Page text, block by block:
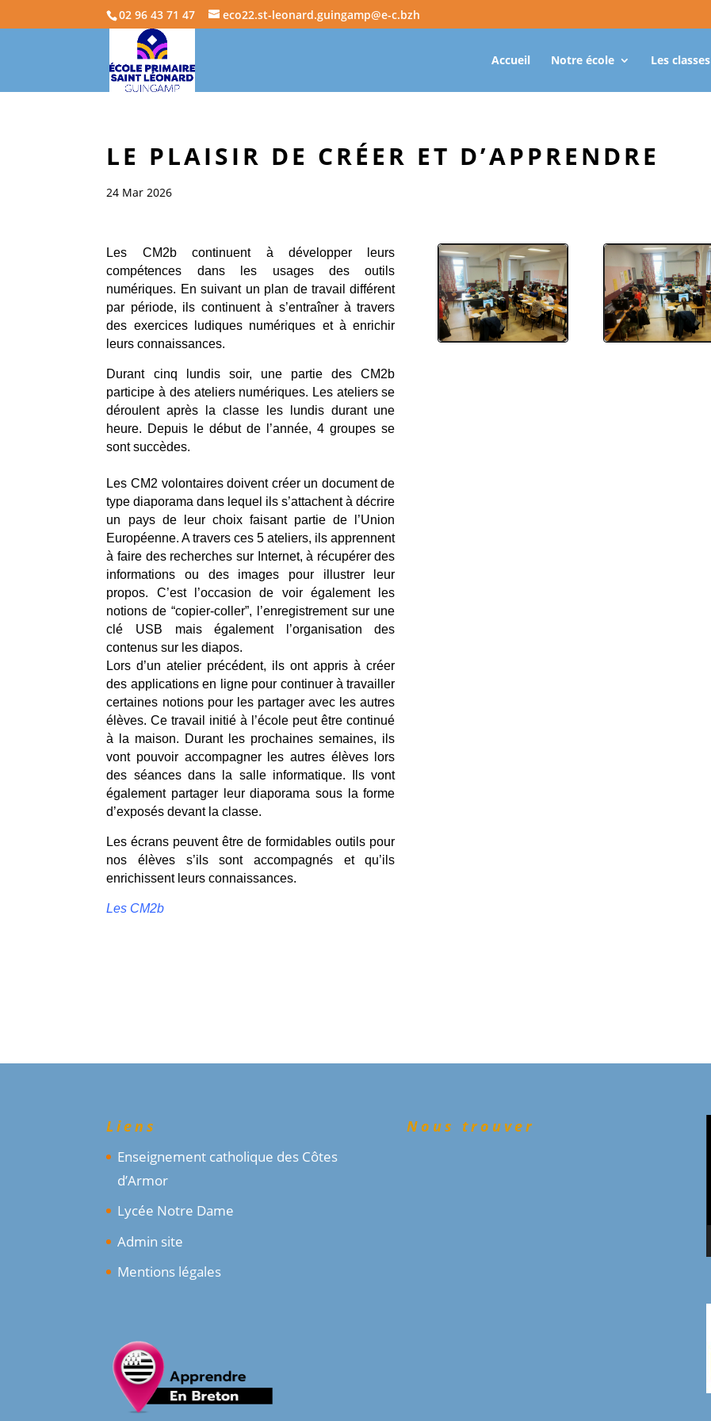
02 96 43 71 47 eco22.st-leonard.guingamp@e-c.bzh
Accueil Notre école Les classes
LE PLAISIR DE CRÉER ET D’APPRENDRE
24 Mar 2026
Les CM2b continuent à développer leurs
compétences dans les usages des outils
numériques. En suivant un plan de travail différent
par période, ils continuent à s’entraîner à travers
des exercices ludiques numériques et à enrichir
leurs connaissances.
Durant cinq lundis soir, une partie des CM2b
participe à des ateliers numériques. Les ateliers se
déroulent après la classe les lundis durant une
heure. Depuis le début de l’année, 4 groupes se
sont succèdes.
Les CM2 volontaires doivent créer un document de
type diaporama dans lequel ils s’attachent à décrire
un pays de leur choix faisant partie de l’Union
Européenne. A travers ces 5 ateliers, ils apprennent
à faire des recherches sur Internet, à récupérer des
informations ou des images pour illustrer leur
propos. C’est l’occasion de voir également les
notions de “copier-coller”, l’enregistrement sur une
clé USB mais également l’organisation des
contenus sur les diapos.
Lors d’un atelier précédent, ils ont appris à créer
des applications en ligne pour continuer à travailler
certaines notions pour les partager avec les autres
élèves. Ce travail initié à l’école peut être continué
à la maison. Durant les prochaines semaines, ils
vont pouvoir accompagner les autres élèves lors
des séances dans la salle informatique. Ils vont
également partager leur diaporama sous la forme
d’exposés devant la classe.
Les écrans peuvent être de formidables outils pour
nos élèves s’ils sont accompagnés et qu’ils
enrichissent leurs connaissances.
Les CM2b
Liens
Enseignement catholique des Côtes
d’Armor
Lycée Notre Dame
Admin site
Mentions légales
Nous trouver